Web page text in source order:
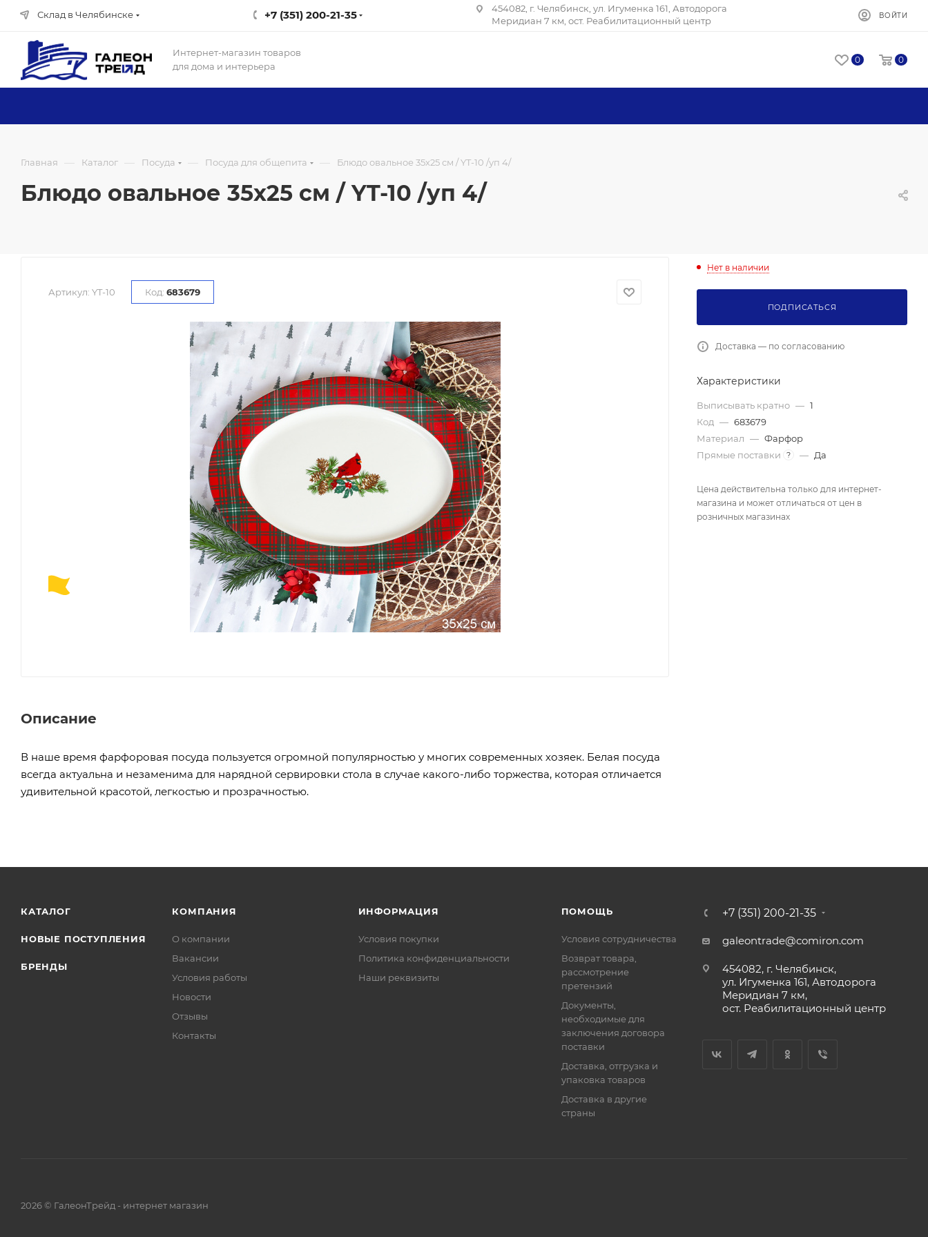
Склад в Челябинске +7 (351) 200-21-35
454082, г. Челябинск, ул. Игуменка 161, Автодорога
Меридиан 7 км, ост. Реабилитационный центр
ВОЙТИ
Интернет-магазин товаров
для дома и интерьера
0 0
Главная — Каталог — Посуда — Посуда для общепита — Блюдо овальное 35х25 см / YT-10 /уп 4/
Блюдо овальное 35х25 см / YT-10 /уп 4/
Артикул: YT-10 Код: 683679
Описание
В наше время фарфоровая посуда пользуется огромной популярностью у многих современных хозяек. Белая посуда
всегда актуальна и незаменима для нарядной сервировки стола в случае какого-либо торжества, которая отличается
удивительной красотой, легкостью и прозрачностью.
Нет в наличии
ПОДПИСАТЬСЯ
Доставка — по согласованию
Характеристики
Выписывать кратно — 1
Код — 683679
Материал — Фарфор
Прямые поставки
? — Да
Цена действительна только для интернет-
магазина и может отличаться от цен в
розничных магазинах
КАТАЛОГ
НОВЫЕ ПОСТУПЛЕНИЯ
БРЕНДЫ
КОМПАНИЯ
О компании
Вакансии
Условия работы
Новости
Отзывы
Контакты
ИНФОРМАЦИЯ
Условия покупки
Политика конфиденциальности
Наши реквизиты
ПОМОЩЬ
Условия сотрудничества
Возврат товара,
рассмотрение
претензий
Документы,
необходимые для
заключения договора
поставки
Доставка, отгрузка и
упаковка товаров
Доставка в другие
страны
+7 (351) 200-21-35
galeontrade@comiron.com
454082, г. Челябинск,
ул. Игуменка 161, Автодорога
Меридиан 7 км,
ост. Реабилитационный центр
2026 © ГалеонТрейд - интернет магазин